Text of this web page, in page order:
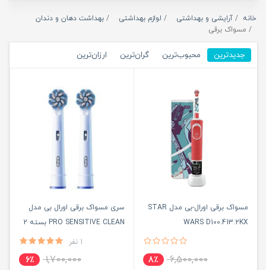
خانه آرایشی و بهداشتی لوازم بهداشتی
بهداشت دهان و دندان
مسواک برقی
جدیدترین محبوب‌ترین گران‌ترین ارزان‌ترین
مسواک برقی اورال-بی مدل STAR
WARS D100.413.2KX
6,500,000 8٪
سری مسواک برقی اورال بی مدل
PRO SENSITIVE CLEAN بسته 2
1 نفر
1,700,000 6٪